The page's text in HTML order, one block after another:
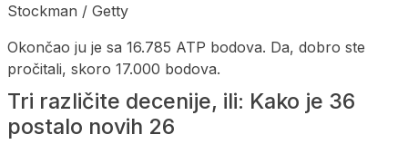
Stockman / Getty
Okončao ju je sa 16.785 ATP bodova. Da, dobro ste
pročitali, skoro 17.000 bodova.
Tri različite decenije, ili: Kako je 36
postalo novih 26